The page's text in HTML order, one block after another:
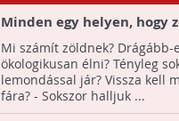
Minden egy helyen, hogy
otthonod legyen!
Mi számít zöldnek? Drágább-e
ökologikusan élni? Tényleg
lemondással jár? Vissza kell
fára? - Sokszor halljuk ...